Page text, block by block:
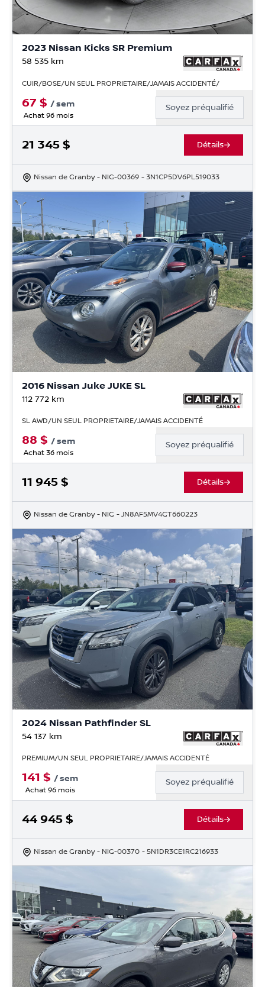
2023 Nissan Kicks SR Premium
58 535 km
CUIR/BOSE/UN SEUL PROPRIETAIRE/JAMAIS ACCIDENTÉ/
67 $ /sem
Achat 96 mois
Soyez préqualifié
21 345 $ Détails
Nissan de Granby - NIG-00369 - 3N1CP5DV6PL519033
2016 Nissan Juke JUKE SL
112 772 km
SL AWD/UN SEUL PROPRIETAIRE/JAMAIS ACCIDENTÉ
88 $ /sem
Achat 36 mois
Soyez préqualifié
11 945 $ Détails
Nissan de Granby - NIG - JN8AF5MV4GT660223
2024 Nissan Pathfinder SL
54 137 km
PREMIUM/UN SEUL PROPRIETAIRE/JAMAIS ACCIDENTÉ
141 $ /sem
Achat 96 mois
Soyez préqualifié
44 945 $ Détails
Nissan de Granby - NIG-00370 - 5N1DR3CE1RC216933